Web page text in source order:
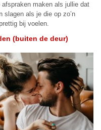
afspraken maken als jullie dat
slagen als je die op zo’n
bij voelen.
(buiten de deur)